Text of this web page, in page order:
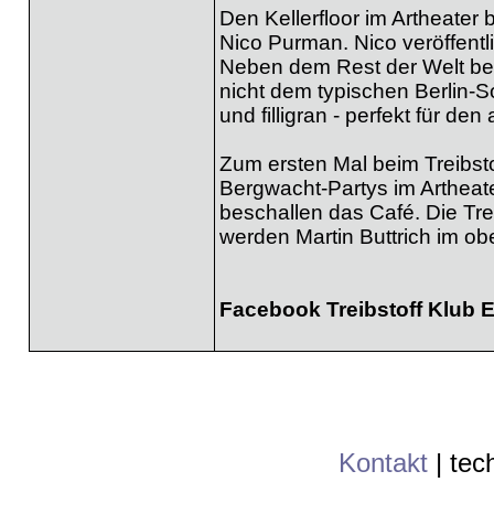
Den Kellerfloor im Artheater
Nico Purman. Nico
Neben dem Rest der Welt
nicht dem typischen Berlin-
und filligran - perfekt für
Zum ersten Mal beim
Bergwacht-Partys im
beschallen das Café. Die
werden Martin Buttrich im
Facebook Treibstoff Klub
Kontakt |